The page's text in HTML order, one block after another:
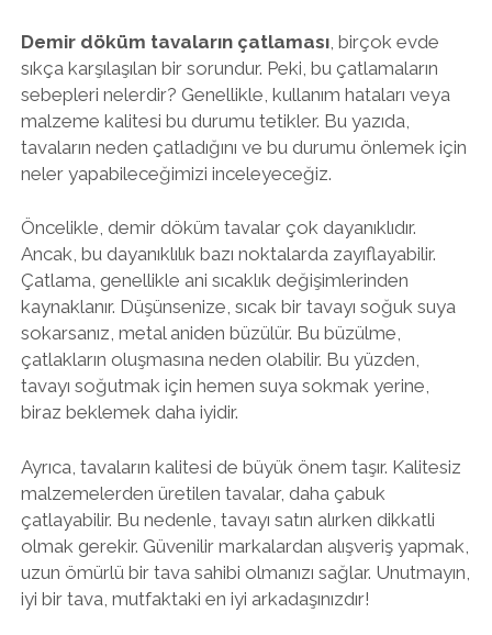
Demir döküm tavaların çatlaması, birçok evde
sıkça karşılaşılan bir sorundur. Peki, bu çatlamaların
sebepleri nelerdir? Genellikle, kullanım hataları veya
malzeme kalitesi bu durumu tetikler. Bu yazıda,
tavaların neden çatladığını ve bu durumu önlemek için
neler yapabileceğimizi inceleyeceğiz.
Öncelikle, demir döküm tavalar çok dayanıklıdır.
Ancak, bu dayanıklılık bazı noktalarda zayıflayabilir.
Çatlama, genellikle ani sıcaklık değişimlerinden
kaynaklanır. Düşünsenize, sıcak bir tavayı soğuk suya
sokarsanız, metal aniden büzülür. Bu büzülme,
çatlakların oluşmasına neden olabilir. Bu yüzden,
tavayı soğutmak için hemen suya sokmak yerine,
biraz beklemek daha iyidir.
Ayrıca, tavaların kalitesi de büyük önem taşır. Kalitesiz
malzemelerden üretilen tavalar, daha çabuk
çatlayabilir. Bu nedenle, tavayı satın alırken dikkatli
olmak gerekir. Güvenilir markalardan alışveriş yapmak,
uzun ömürlü bir tava sahibi olmanızı sağlar. Unutmayın,
iyi bir tava, mutfaktaki en iyi arkadaşınızdır!